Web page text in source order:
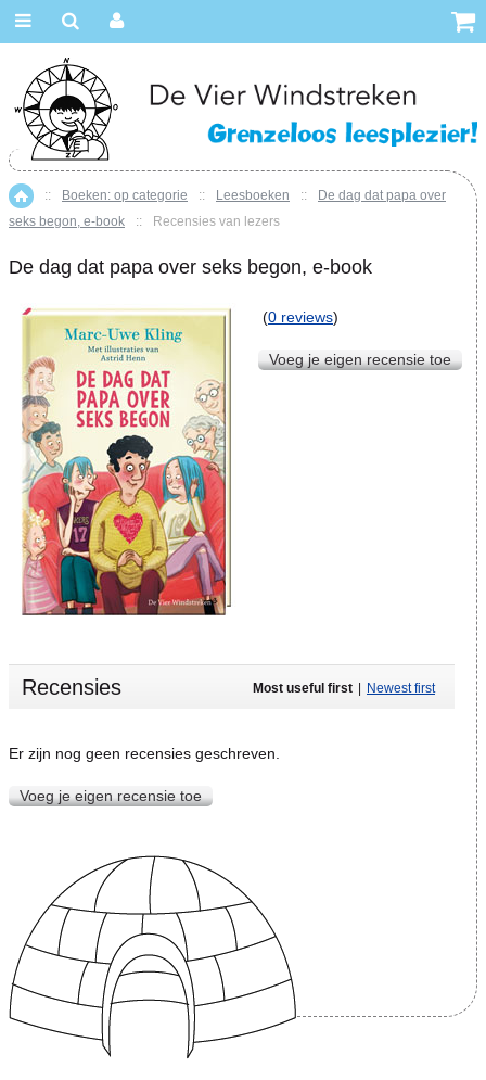
Home
:: Boeken: op categorie :: Leesboeken ::
De dag dat papa over
seks begon, e-book
:: Recensies van lezers
De dag dat papa over seks begon, e-book
(0 reviews)
Voeg je eigen recensie toe
Recensies Most useful first Newest first
Er zijn nog geen recensies geschreven.
Voeg je eigen recensie toe